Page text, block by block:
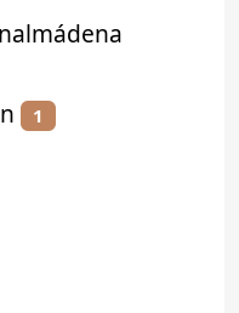
1